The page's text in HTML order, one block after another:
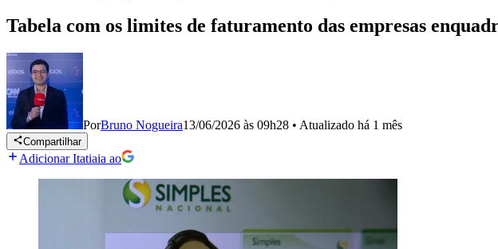
Tabela com os limites de faturamento das empresas
PorBruno Nogueira13/06/2026 às 09h28 • Atualizado há 1 mês
Compartilhar
Adicionar Itatiaia ao